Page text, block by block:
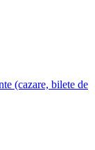
(cazare, bilete de